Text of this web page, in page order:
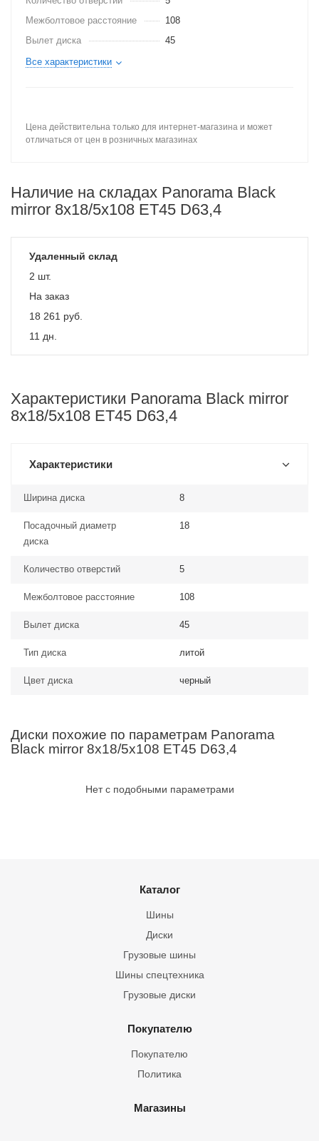
Межболтовое расстояние
108
Вылет диска
45
Все характеристики
Цена действительна только для интернет-магазина и может
отличаться от цен в розничных магазинах
Наличие на складах Panorama Black
mirror 8x18/5x108 ET45 D63,4
Удаленный склад
2 шт.
На заказ
18 261 руб.
11 дн.
Характеристики Panorama Black mirror
8x18/5x108 ET45 D63,4
Характеристики
Ширина диска 8
Посадочный диаметр
диска
18
Количество отверстий 5
Межболтовое расстояние 108
Вылет диска 45
Тип диска литой
Цвет диска черный
Диски похожие по параметрам Panorama
Black mirror 8x18/5x108 ET45 D63,4
Нет с подобными параметрами
Каталог
Шины
Грузовые шины
Шины спецтехника
Диски
Грузовые диски
Покупателю
Покупателю
Политика
Магазины